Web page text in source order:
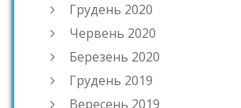
Грудень 2020
Червень 2020
Березень 2020
Грудень 2019
Вересень 2019